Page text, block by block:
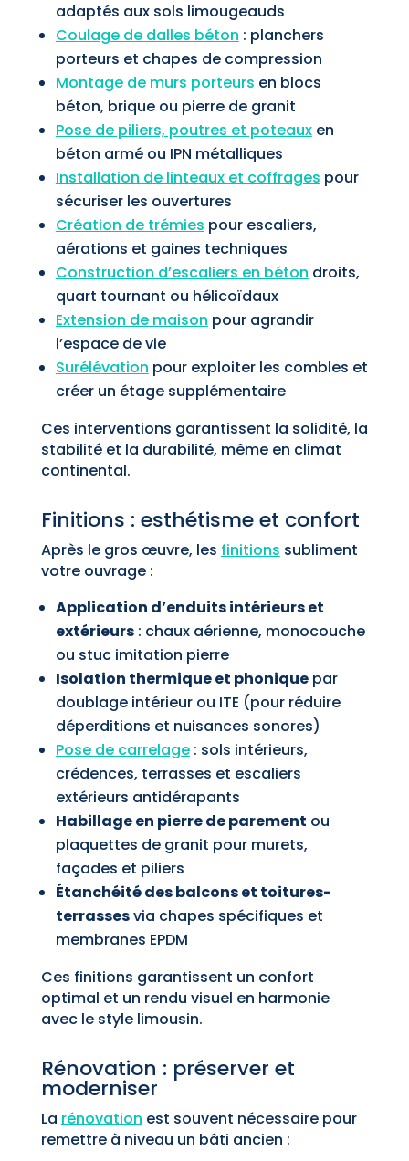
adaptés aux sols limougeauds
Coulage de dalles béton : planchers
porteurs et chapes de compression
Montage de murs porteurs en blocs
béton, brique ou pierre de granit
Pose de piliers, poutres et poteauxen
béton armé ou IPN métalliques
Installation de linteaux et coffrages pour
sécuriser les ouvertures
Création de trémies pour escaliers,
aérations et gaines techniques
Construction d’escaliers en béton droits,
quart tournant ou hélicoïdaux
Extension de maison pour agrandir
l’espace de vie
Surélévation pour exploiter les combles et
créer un étage supplémentaire
Ces interventions garantissent la solidité, la
stabilité et la durabilité, même en climat
continental.
Finitions : esthétisme et confort
Après le gros œuvre, les finitions subliment
votre ouvrage :
Application d’enduits intérieurs et
extérieurs: chaux aérienne, monocouche
ou stuc imitation pierre
Isolation thermique et phoniquepar
doublage intérieur ou ITE (pour réduire
déperditions et nuisances sonores)
Pose de carrelage: sols intérieurs,
crédences, terrasses et escaliers
extérieurs antidérapants
Habillage en pierre de parement ou
plaquettes de granit pour murets,
façades et piliers
Étanchéité des balcons et toitures-
terrassesvia chapes spécifiques et
membranes EPDM
Ces finitions garantissent un confort
optimal et un rendu visuel en harmonie
avec le style limousin.
Rénovation : préserver et
moderniser
La rénovation est souvent nécessaire pour
remettre à niveau un bâti ancien :